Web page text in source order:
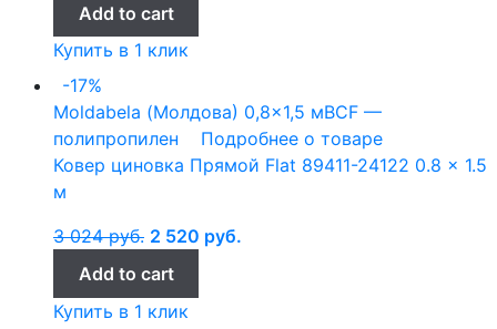
Add to cart
Купить в 1 клик
-17%
Moldabela (Молдова) 0,8x1,5 мBCF —
полипропилен
Подробнее о товаре
Ковер циновка Прямой Flat 89411-24122 0.8 x 1.5
м
3 024руб. 2 520 руб.
Add to cart
Купить в 1 клик